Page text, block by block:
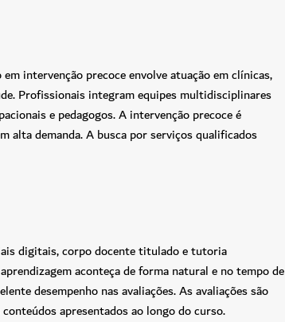
intervenção precoce envolve atuação em clínicas,
Profissionais integram equipes multidisciplinares
e pedagogos. A intervenção precoce é
alta demanda. A busca por serviços qualificados
digitais, corpo docente titulado e tutoria
aconteça de forma natural e no tempo de
desempenho nas avaliações. As avaliações são
apresentados ao longo do curso.